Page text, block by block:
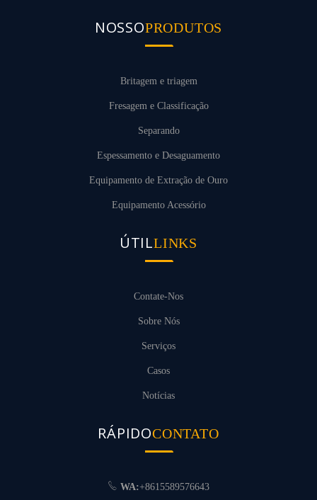
NOSSOPRODUTOS
Britagem e triagem
Fresagem e Classificação
Separando
Espessamento e Desaguamento
Equipamento de Extração de Ouro
Equipamento Acessório
ÚTILLINKS
Contate-Nos
Sobre Nós
Serviços
Casos
Notícias
RÁPIDOCONTATO
WA:+8615589576643